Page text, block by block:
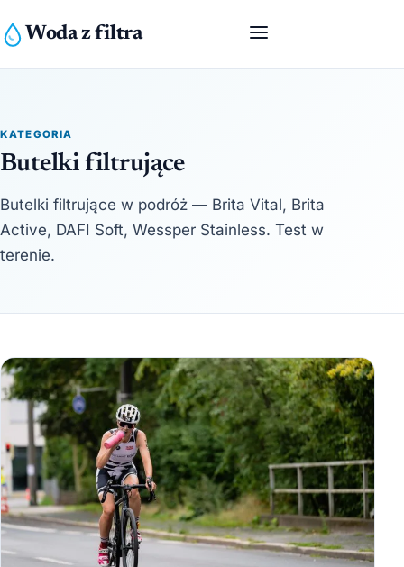
Woda z filtra
KATEGORIA
Butelki filtrujące
Butelki filtrujące w podróż — Brita Vital, Brita
Active, DAFI Soft, Wessper Stainless. Test w
terenie.